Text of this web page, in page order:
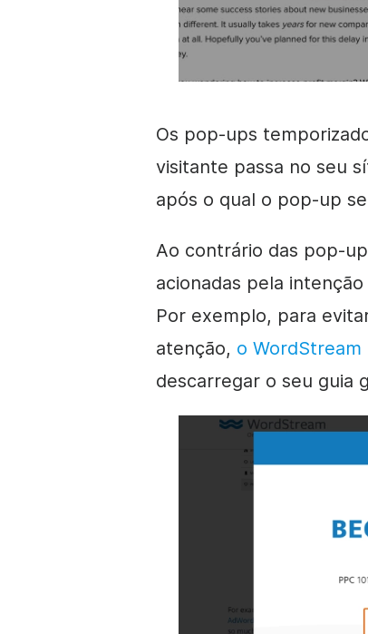
Os pop-ups
visitante passa no seu
após o qual o pop-up
Ao contrário das pop-
acionadas pela
Por exemplo, para
atenção, o WordStream
descarregar o seu guia